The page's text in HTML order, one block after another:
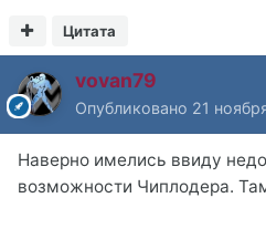
Цитата
vovan79
Опубликовано 21
Наверно имелись ввиду
возможности Чиплодера.